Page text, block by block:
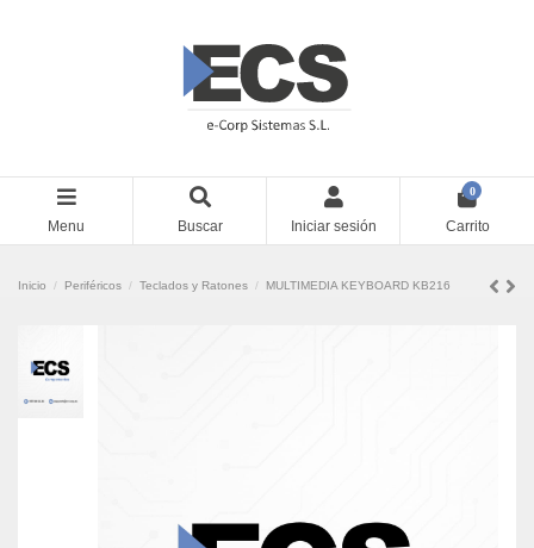
Menu Buscar Iniciar sesión
0
Carrito
Inicio Periféricos Teclados y Ratones MULTIMEDIA KEYBOARD KB216